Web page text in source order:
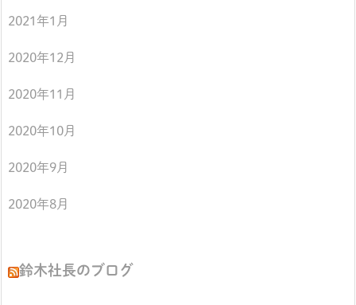
2021年1月
2020年12月
2020年11月
2020年10月
2020年9月
2020年8月
鈴木社長のブログ